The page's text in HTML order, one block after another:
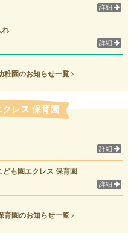
詳細
れ
詳細
稚園のお知らせ一覧
レス 保育園
詳細
ども園エクレス 保育園
詳細
育園のお知らせ一覧